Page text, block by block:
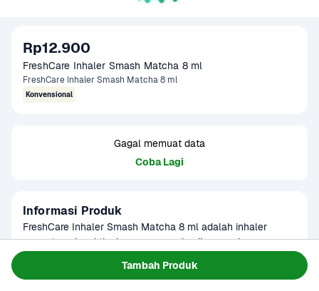
Tambah Produk
Rp12.900
FreshCare Inhaler Smash Matcha 8 ml
FreshCare Inhaler Smash Matcha 8 ml
Konvensional
Gagal memuat data
Coba Lagi
Informasi Produk
FreshCare Inhaler Smash Matcha 8 ml adalah inhaler
aromaterapi praktis dengan sensasi unik perpaduan aroma
menenangkan. Dirancang untuk membantu meredakan
1 - 2 Jam Tiba Hari ini